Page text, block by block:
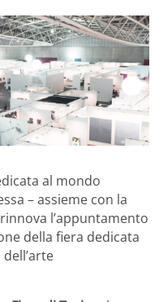
al mondo
– assieme con la
l’appuntamento
della fiera dedicata